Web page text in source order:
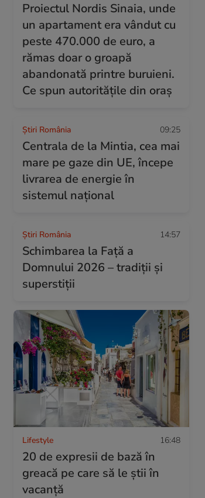
Proiectul Nordis Sinaia, unde
un apartament era vândut cu
peste 470.000 de euro, a
rămas doar o groapă
abandonată printre buruieni.
Ce spun autoritățile din oraș
Știri România 09:25
Centrala de la Mintia, cea mai
mare pe gaze din UE, începe
livrarea de energie în
sistemul național
Știri România 14:57
Schimbarea la Față a
Domnului 2026 – tradiții și
superstiții
Lifestyle 16:48
20 de expresii de bază în
greacă pe care să le știi în
vacanță